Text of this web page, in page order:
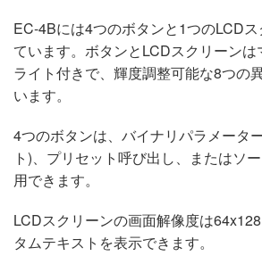
EC-4Bには4つのボタンと1つのLCD
ています。ボタンとLCDスクリーンは
ライト付きで、輝度調整可能な8つの
います。
4つのボタンは、バイナリパラメータ
ト)、プリセット呼び出し、またはソ
用できます。
LCDスクリーンの画面解像度は
タムテキストを表示できます。